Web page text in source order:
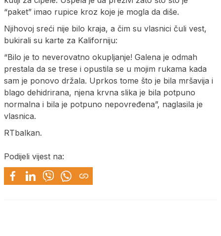
“paket” imao rupice kroz koje je mogla da diše.
Njihovoj sreći nije bilo kraja, a čim su vlasnici čuli vest,
bukirali su karte za Kaliforniju:
“Bilo je to neverovatno okupljanje! Galena je odmah
prestala da se trese i opustila se u mojim rukama kada
sam je ponovo držala. Uprkos tome što je bila mršavija i
blago dehidrirana, njena krvna slika je bila potpuno
normalna i bila je potpuno nepovređena”, naglasila je
vlasnica.
RTbalkan.
Podijeli vijest na: